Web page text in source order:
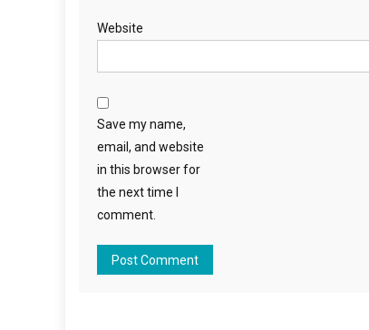
Website
Save my name,
email, and website
in this browser for
the next time I
comment.